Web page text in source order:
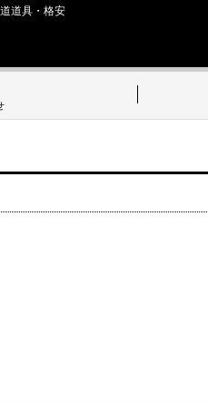
道具・格安